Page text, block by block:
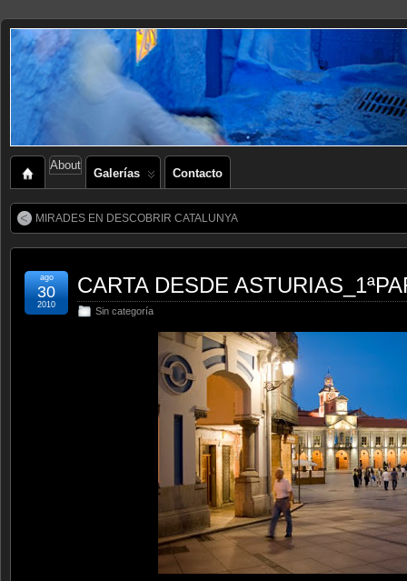
About
Galerías Contacto
MIRADES EN DESCOBRIR CATALUNYA
CARTA DESDE
Sin categoría
ago
30
2010